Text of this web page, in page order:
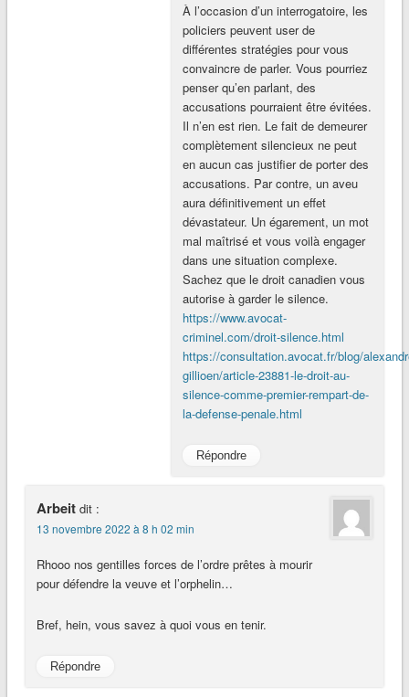
À l’occasion d’un interrogatoire, les
policiers peuvent user de
différentes stratégies pour vous
convaincre de parler. Vous pourriez
penser qu’en parlant, des
accusations pourraient être évitées.
Il n’en est rien. Le fait de demeurer
complètement silencieux ne peut
en aucun cas justifier de porter des
accusations. Par contre, un aveu
aura définitivement un effet
dévastateur. Un égarement, un mot
mal maîtrisé et vous voilà engager
dans une situation complexe.
Sachez que le droit canadien vous
autorise à garder le silence.
https://www.avocat-
criminel.com/droit-silence.html
https://consultation.avocat.fr/blog/
gillioen/article-23881-le-droit-au-
silence-comme-premier-rempart-de-
la-defense-penale.html
Répondre
Arbeit dit :
13 novembre 2022 à 8 h 02 min
Rhooo nos gentilles forces de l’ordre prêtes à mourir
pour défendre la veuve et l’orphelin…
Bref, hein, vous savez à quoi vous en tenir.
Répondre